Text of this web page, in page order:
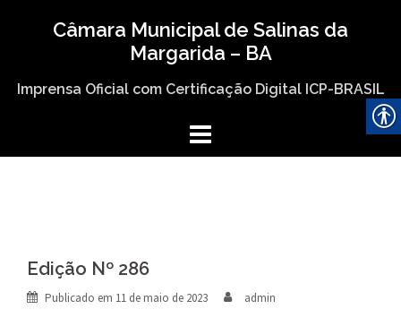
Câmara Municipal de Salinas da
Margarida – BA
Imprensa Oficial com Certificação Digital ICP-BRASIL
Edição Nº 286
Publicado em 11 de maio de 2023
admin